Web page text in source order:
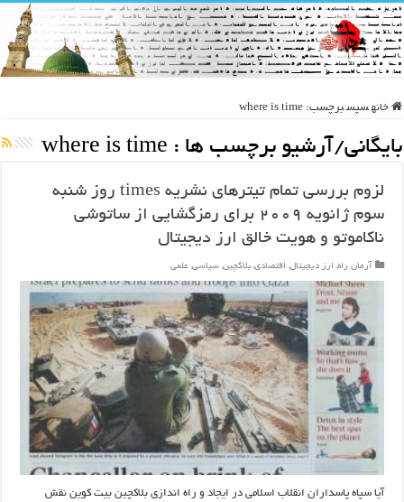
خانه سپس برچسب: where is time
بایگانی/آرشیو برچسب ها : where is time
لزوم بررسی تمام تیترهای نشریه times روز شنبه
سوم ژانویه ۲۰۰۹ برای رمزگشایی از ساتوشی
ناکاموتو و هویت خالق ارز دیجیتال
آرمان راه, ارز دیجیتال, اقتصادی, بلاکچین, سیاسی, علمی
آیا سپاه پاسداران انقلاب اسلامی در ایجاد و راه اندازی بلاکچین بیت کوین نقش